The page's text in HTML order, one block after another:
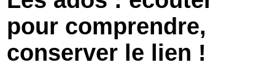
Economie
Services
Contacts
pour comprendre,
conserver le lien !